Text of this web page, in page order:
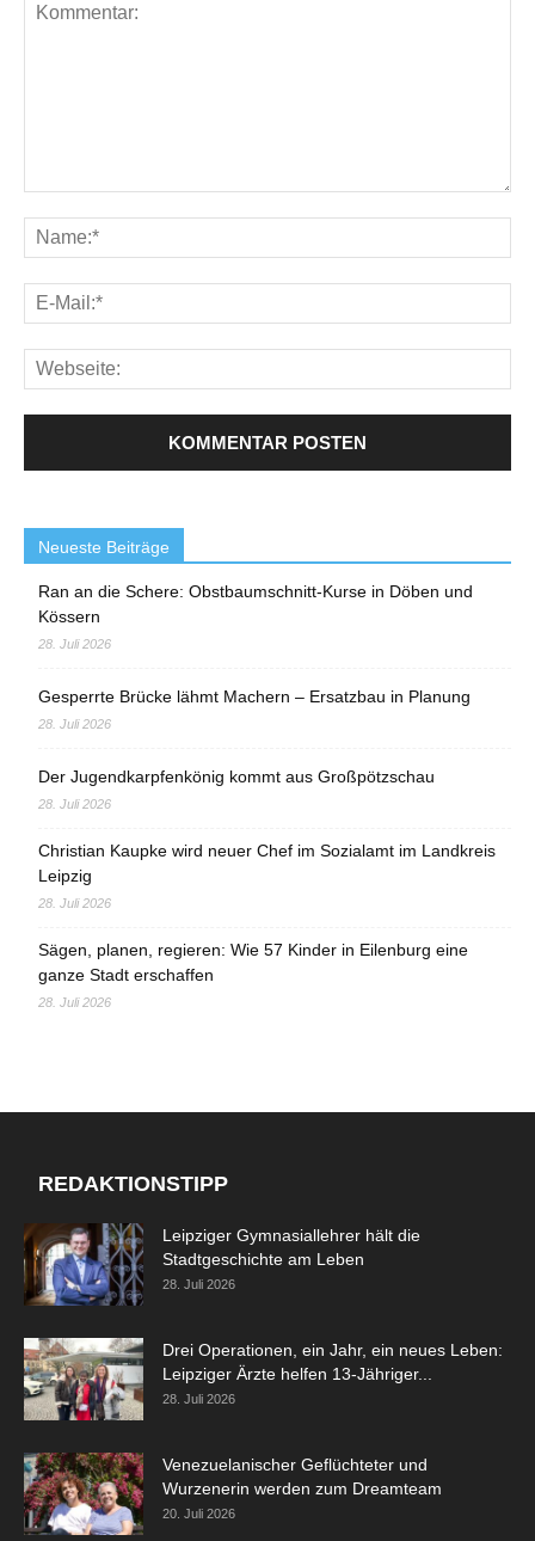
Neueste Beiträge
Ran an die Schere: Obstbaumschnitt-Kurse in Döben und
Kössern
28. Juli 2026
Gesperrte Brücke lähmt Machern – Ersatzbau in Planung
28. Juli 2026
Der Jugendkarpfenkönig kommt aus Großpötzschau
28. Juli 2026
Christian Kaupke wird neuer Chef im Sozialamt im Landkreis
Leipzig
28. Juli 2026
Sägen, planen, regieren: Wie 57 Kinder in Eilenburg eine
ganze Stadt erschaffen
28. Juli 2026
REDAKTIONSTIPP
Leipziger Gymnasiallehrer hält die
Stadtgeschichte am Leben
28. Juli 2026
Drei Operationen, ein Jahr, ein neues Leben:
Leipziger Ärzte helfen 13-Jähriger...
28. Juli 2026
Venezuelanischer Geflüchteter und
Wurzenerin werden zum Dreamteam
20. Juli 2026